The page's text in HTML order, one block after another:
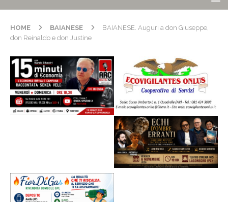
HOME BAIANESE
BAIANESE. Auguri a don Giuseppe,
don Reinaldo e don Justine